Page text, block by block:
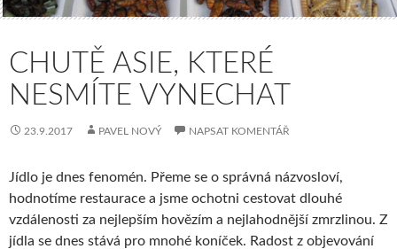
CHUTĚ ASIE, KTERÉ
NESMÍTE VYNECHAT
23.9.2017 PAVEL NOVÝ NAPSAT KOMENTÁŘ
Jídlo je dnes fenomén. Přeme se o správná názvosloví,
hodnotíme restaurace a jsme ochotni cestovat dlouhé
vzdálenosti za nejlepším hovězím a nejlahodnější zmrzlinou. Z
jídla se dnes stává pro mnohé koníček. Radost z objevování